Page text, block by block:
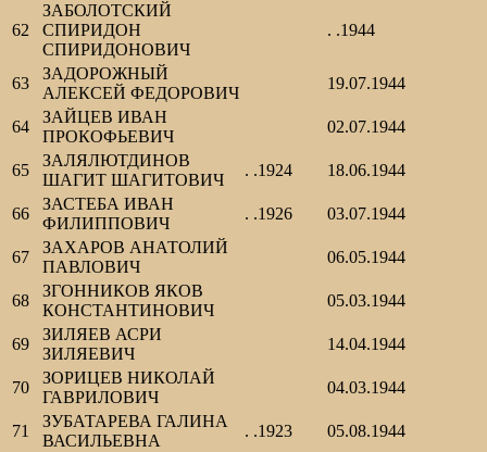
62
ЗАБОЛОТСКИЙ
СПИРИДОН
СПИРИДОНОВИЧ
. .1944
63
ЗАДОРОЖНЫЙ
АЛЕКСЕЙ ФЕДОРОВИЧ
19.07.1944
64
ЗАЙЦЕВ ИВАН
ПРОКОФЬЕВИЧ
02.07.1944
65
ЗАЛЯЛЮТДИНОВ
ШАГИТ ШАГИТОВИЧ
. .1924 18.06.1944
66
ЗАСТЕБА ИВАН
ФИЛИППОВИЧ
. .1926 03.07.1944
67
ЗАХАРОВ АНАТОЛИЙ
ПАВЛОВИЧ
06.05.1944
68
ЗГОННИКОВ ЯКОВ
КОНСТАНТИНОВИЧ
05.03.1944
69
ЗИЛЯЕВ АСРИ
ЗИЛЯЕВИЧ
14.04.1944
70
ЗОРИЦЕВ НИКОЛАЙ
ГАВРИЛОВИЧ
04.03.1944
71
ЗУБАТАРЕВА ГАЛИНА
ВАСИЛЬЕВНА
. .1923 05.08.1944